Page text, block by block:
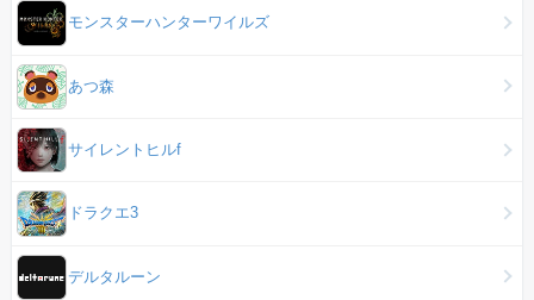
モンスターハンターワイルズ
あつ森
サイレントヒルf
ドラクエ3
デルタルーン